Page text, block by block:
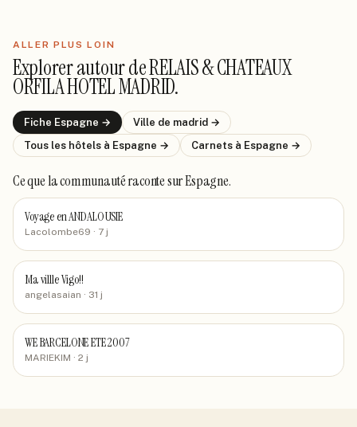
ALLER PLUS LOIN
Explorer autour deRELAIS & CHATEAUX
ORFILA HOTEL MADRID.
Fiche Espagne → Ville de madrid →
Tous les hôtels à Espagne → Carnets à Espagne →
Ce que la communauté racontesur Espagne.
Voyage en ANDALOUSIE
Lacolombe69 · 7 j
Ma villle Vigo!!
angelasaian · 31 j
WE BARCELONE ETE 2007
MARIEKIM · 2 j